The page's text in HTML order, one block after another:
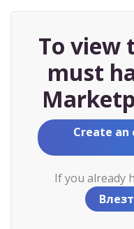
To view
must
Create an
If you already